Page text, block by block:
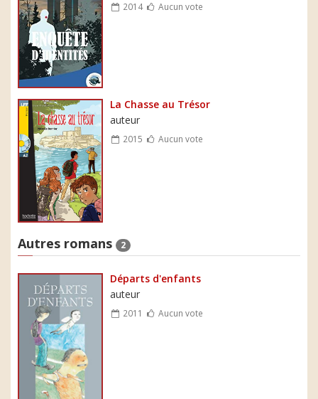
2014 Aucun vote
La Chasse au Trésor
auteur
2015 Aucun vote
Autres romans 2
Départs d'enfants
auteur
2011 Aucun vote